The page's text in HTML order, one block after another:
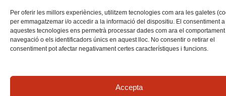
Per oferir les millors experiències, utilitzem tecnologies com ara les galetes
per emmagatzemar i/o accedir a la informació del dispositiu. El consentiment a
aquestes tecnologies ens permetrà processar dades com ara el
navegació o els identificadors únics en aquest lloc. No consentir o retirar el
consentiment pot afectar negativament certes característiques i funcions.
Accepta